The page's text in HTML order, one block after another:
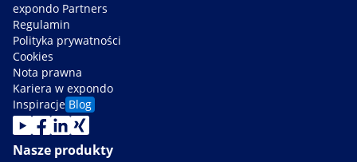
expondo Partners
Regulamin
Polityka prywatności
Cookies
Nota prawna
Kariera w expondo
Inspiracje Blog
Nasze produkty